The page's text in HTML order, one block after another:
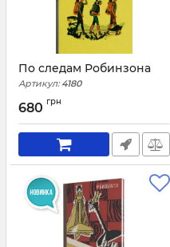
По следам Робинзона
Артикул: 4180
680 грн